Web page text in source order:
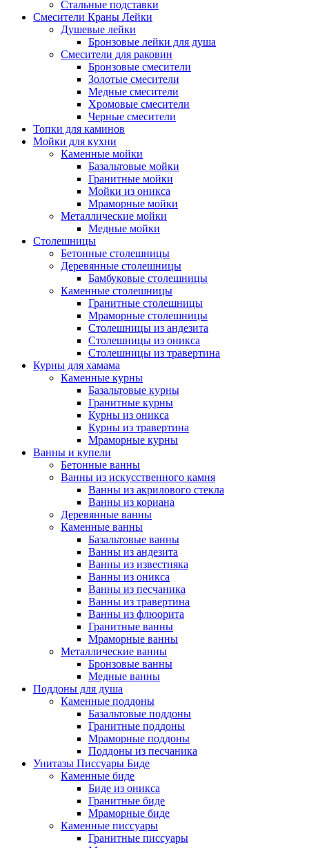
Стальные подставки
Смесители Краны Лейки
Душевые лейки
Бронзовые лейки для душа
Смесители для раковин
Бронзовые смесители
Золотые смесители
Медные смесители
Хромовые смесители
Черные смесители
Топки для каминов
Мойки для кухни
Каменные мойки
Базальтовые мойки
Гранитные мойки
Мойки из оникса
Мраморные мойки
Металлические мойки
Медные мойки
Столешницы
Бетонные столешницы
Деревянные столешницы
Бамбуковые столешницы
Каменные столешницы
Гранитные столешницы
Мраморные столешницы
Столешницы из андезита
Столешницы из оникса
Столешницы из травертина
Курны для хамама
Каменные курны
Базальтовые курны
Гранитные курны
Курны из оникса
Курны из травертина
Мраморные курны
Ванны и купели
Бетонные ванны
Ванны из искусственного камня
Ванны из акрилового стекла
Ванны из кориана
Деревянные ванны
Каменные ванны
Базальтовые ванны
Ванны из андезита
Ванны из известняка
Ванны из оникса
Ванны из песчаника
Ванны из травертина
Ванны из флюорита
Гранитные ванны
Мраморные ванны
Металлические ванны
Бронзовые ванны
Медные ванны
Поддоны для душа
Каменные поддоны
Базальтовые поддоны
Гранитные поддоны
Мраморные поддоны
Поддоны из песчаника
Унитазы Писсуары Биде
Каменные биде
Биде из оникса
Гранитные биде
Мраморные биде
Каменные писсуары
Гранитные писсуары